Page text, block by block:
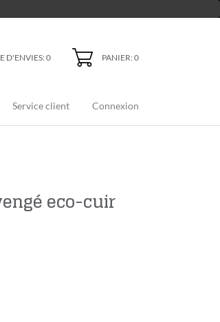
D'ENVIES:0 PANIER: 0
Service client Connexion
eco-cuir